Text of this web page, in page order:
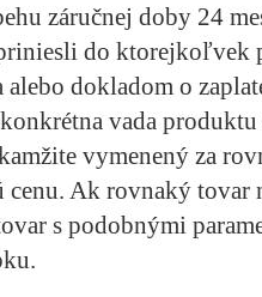
záručnej doby 24
do ktorejkoľvek
dokladom o
vada
vymenený za
cenu. Ak rovnaký tovar
s podobnými